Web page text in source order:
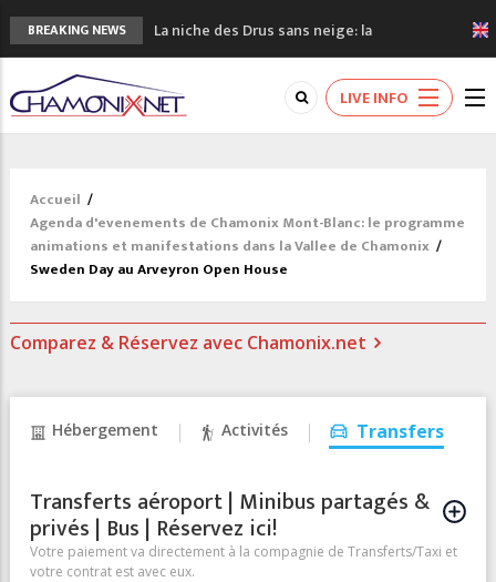
BREAKING NEWS
La niche des Drus sans neige: la
sécheresse en haute montagne
3 bonnes raisons pour visiter le nouveau
Musée du Mont-Blanc
Accidents en montagne: 3 personnes sont
à pied à Chamonix
3eme Chamonix Vallée Classics Festival
LIVE INFO
Accueil /
Agenda d'evenements de Chamonix Mont-Blanc: le programme
animations et manifestations dans la Vallee de Chamonix /
Sweden Day au Arveyron Open House
Comparez & Réservez avec Chamonix.net
Hébergement Activités Transfers
Transferts aéroport | Minibus partagés &
privés | Bus | Réservez ici!
Votre paiement va directement à la compagnie de Transferts/Taxi et
votre contrat est avec eux.